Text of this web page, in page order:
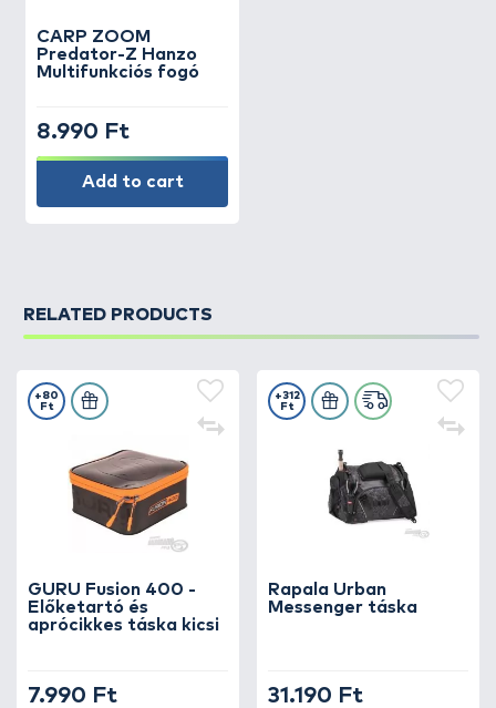
CARP ZOOM
Predator-Z Hanzo
Multifunkciós fogó
8.990 Ft
Add to cart
RELATED PRODUCTS
GURU Fusion 400 -
Előketartó és
aprócikkes táska kicsi
+80
Ft
7.990 Ft
Rapala Urban
Messenger táska
+312
Ft
31.190 Ft